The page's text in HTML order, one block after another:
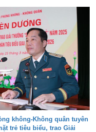
không-Không quân tuyên
trẻ tiêu biểu, trao Giải